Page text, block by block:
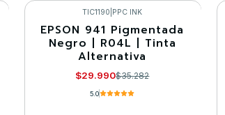
Comprar ahora
-15%
TIC1190 PPC INK
EPSON 941 Pigmentada
Negro | R04L | Tinta
Alternativa
$29.990$35.282
5.0